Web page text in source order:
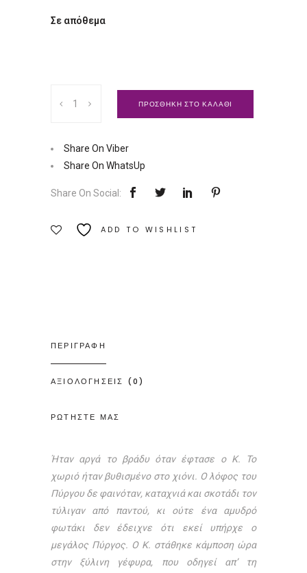
Σε απόθεμα
Πύργος
Εκδόσεις
Ροές
ΠΡΟΣΘΗΚΗ ΣΤΟ ΚΑΛΑΘΙ
Share On Viber
Share On WhatsUp
Share On Social:
ADD TO WISHLIST
ΠΕΡΙΓΡΑΦΗ
ΑΞΙΟΛΟΓΗΣΕΙΣ (0)
ΡΩΤΗΣΤΕ ΜΑΣ
Ήταν αργά το βράδυ όταν έφτασε ο Κ. Το
χωριό ήταν βυθισμένο στο χιόνι. Ο λόφος του
Πύργου δε φαινόταν, καταχνιά και σκοτάδι τον
τύλιγαν από παντού, κι ούτε ένα αμυδρό
φωτάκι δεν έδειχνε ότι εκεί υπήρχε ο
μεγάλος Πύργος. Ο Κ. στάθηκε κάμποση ώρα
στην ξύλινη γέφυρα, που οδηγεί απ’ τη